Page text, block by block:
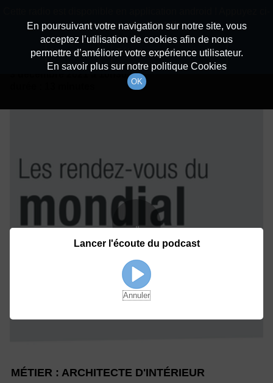
Détails De L'épisode
à 10h30
MÉTIER : ARCHITECTE D'INTÉRIEUR
En poursuivant votre navigation sur notre site, vous
acceptez l’utilisation de cookies afin de nous
permettre d’améliorer votre expérience utilisateur.
En savoir plus sur notre politique Cookies
OK
dessous pour l'installer.
Non merci Télécharger l'application
Lancer l'écoute du podcast
Annuler